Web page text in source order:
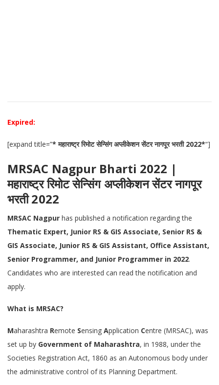
Expired:
[expand title=”* महाराष्ट्र रिमोट सेन्सिंग अप्लीकेशन सेंटर नागपूर भरती 2022*“]
MRSAC Nagpur Bharti 2022 |
महाराष्ट्र रिमोट सेन्सिंग अप्लीकेशन सेंटर नागपूर
भरती 2022
MRSAC Nagpur has published a notification regarding the
Thematic Expert, Junior RS & GIS Associate, Senior RS &
GIS Associate, Junior RS & GIS Assistant, Office Assistant,
Senior Programmer, and Junior Programmer in 2022.
Candidates who are interested can read the notification and
apply.
What is MRSAC?
Maharashtra Remote Sensing Application Centre (MRSAC), was
set up by Government of Maharashtra, in 1988, under the
Societies Registration Act, 1860 as an Autonomous body under
the administrative control of its Planning Department.